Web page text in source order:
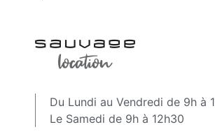
Du Lundi au Vendredi de 9h à
Le Samedi de 9h à 12h30